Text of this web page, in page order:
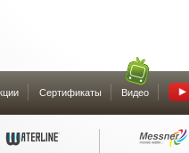
Сертификаты Видео